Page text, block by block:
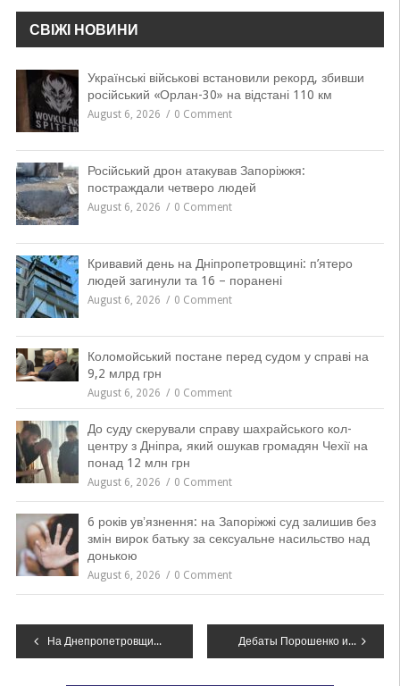
СВІЖІ НОВИНИ
Українські військові встановили рекорд, збивши
російський «Орлан-30» на відстані 110 км
August 6, 2026 0 Comment
Російський дрон атакував Запоріжжя:
постраждали четверо людей
August 6, 2026 0 Comment
Кривавий день на Дніпропетровщині: п’ятеро
людей загинули та 16 – поранені
August 6, 2026 0 Comment
Коломойський постане перед судом у справі на
9,2 млрд грн
August 6, 2026 0 Comment
До суду скерували справу шахрайського кол-
центру з Дніпра, який ошукав громадян Чехії на
понад 12 млн грн
August 6, 2026 0 Comment
6 років увʼязнення: на Запоріжжі суд залишив без
змін вирок батьку за сексуальне насильство над
донькою
August 6, 2026 0 Comment
Навігація
На Днепропетровщине полиция взяла под охрану все избирательные участки, – ФОТО Дебаты Порошенко и Зеленского на “Олимпийском”: текстовая трансляция